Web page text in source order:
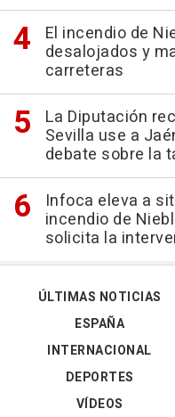
El incendio de
desalojados y
carreteras
La Diputación
Sevilla use a
debate sobre la
Infoca eleva a
incendio de
solicita la
ÚLTIMAS NOTICIAS
ESPAÑA
INTERNACIONAL
DEPORTES
VÍDEOS